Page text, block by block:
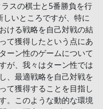
スの棋士と5番勝負を行
いところですが、特に
ける戦略を自己対戦の結
て獲得したという点にあ
ーン性のゲームについて
が、我々はターン性では
、最適戦略を自己対戦を
て獲得することを目指し
。このような動的な環境